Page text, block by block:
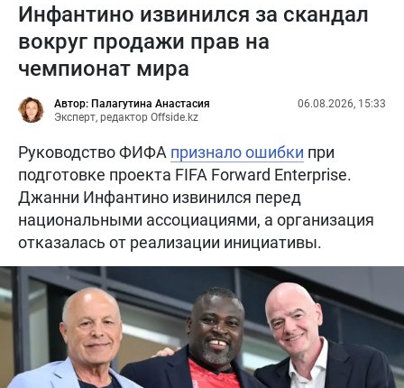
Инфантино извинился за скандал
вокруг продажи прав на
чемпионат мира
Автор: Палагутина Анастасия
Эксперт, редактор Offside.kz
06.08.2026, 15:33
Руководство ФИФА признало ошибки при
подготовке проекта FIFA Forward Enterprise.
Джанни Инфантино извинился перед
национальными ассоциациями, а организация
отказалась от реализации инициативы.